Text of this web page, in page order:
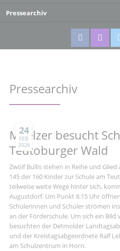
Pressearchiv
Pressearchiv
24
FEB
2026
Maelzer besucht
Teutoburger Wald
Zwölf Bullis stehen in Reihe und
145 der 160 Kinder zur Schule am
teilweise weite Wege hinter sich,
Augustdorf. Um Punkt 8.15 Uhr
Schülerinnen und Schüler strömen
an der Förderschule. Um sich ein Bild
besuchten der Detmolder
und der Kreistagsabgeordnete Ralf
am Schulzentrum in Horn.